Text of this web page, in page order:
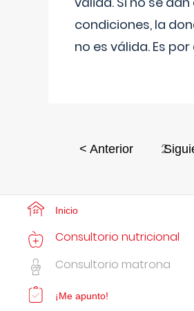
condiciones, la
no es válida. Es por
< Anterior 2
Inicio
Consultorio nutricional
Consultorio matrona
¡Me apunto!